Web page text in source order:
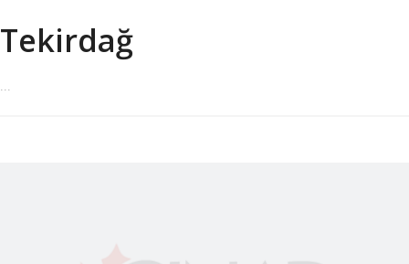
Tekirdağ